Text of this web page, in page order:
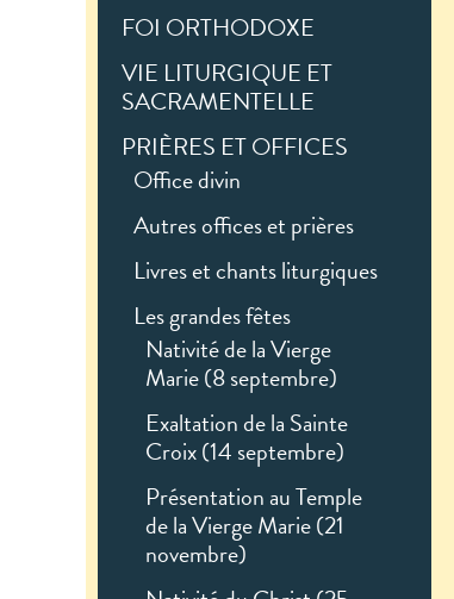
FOI ORTHODOXE
VIE LITURGIQUE ET
SACRAMENTELLE
PRIÈRES ET OFFICES
Office divin
Autres offices et prières
Livres et chants liturgiques
Les grandes fêtes
Nativité de la Vierge
Marie (8 septembre)
Exaltation de la Sainte
Croix (14 septembre)
Présentation au Temple
de la Vierge Marie (21
novembre)